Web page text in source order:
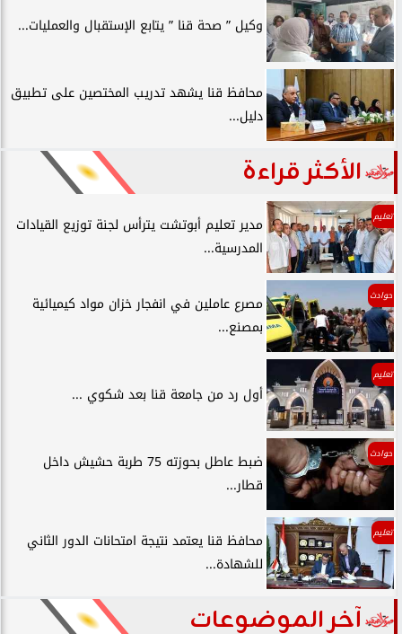
وكيل ” صحة قنا ” يتابع الإستقبال والعمليات...
محافظ قنا يشهد تدريب المختصين على تطبيق
دليل...
الأكثر قراءة
تعليم
مدير تعليم أبوتشت يترأس لجنة توزيع القيادات
المدرسية...
حوادث
مصرع عاملين في انفجار خزان مواد كيميائية
بمصنع...
تعليم
أول رد من جامعة قنا بعد شكوي ...
حوادث
ضبط عاطل بحوزته 75 طربة حشيش داخل
قطار...
تعليم
محافظ قنا يعتمد نتيجة امتحانات الدور الثاني
للشهادة...
آخر الموضوعات